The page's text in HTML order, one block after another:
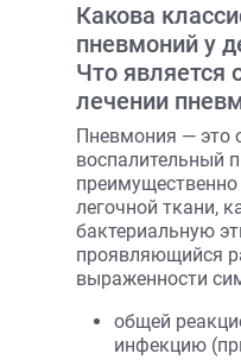
Какова
пневмоний у
Что является
лечении
Пневмония — это
воспалительный
легочной ткани,
бактериальную
проявляющийся
выраженности
общей
инфекцию